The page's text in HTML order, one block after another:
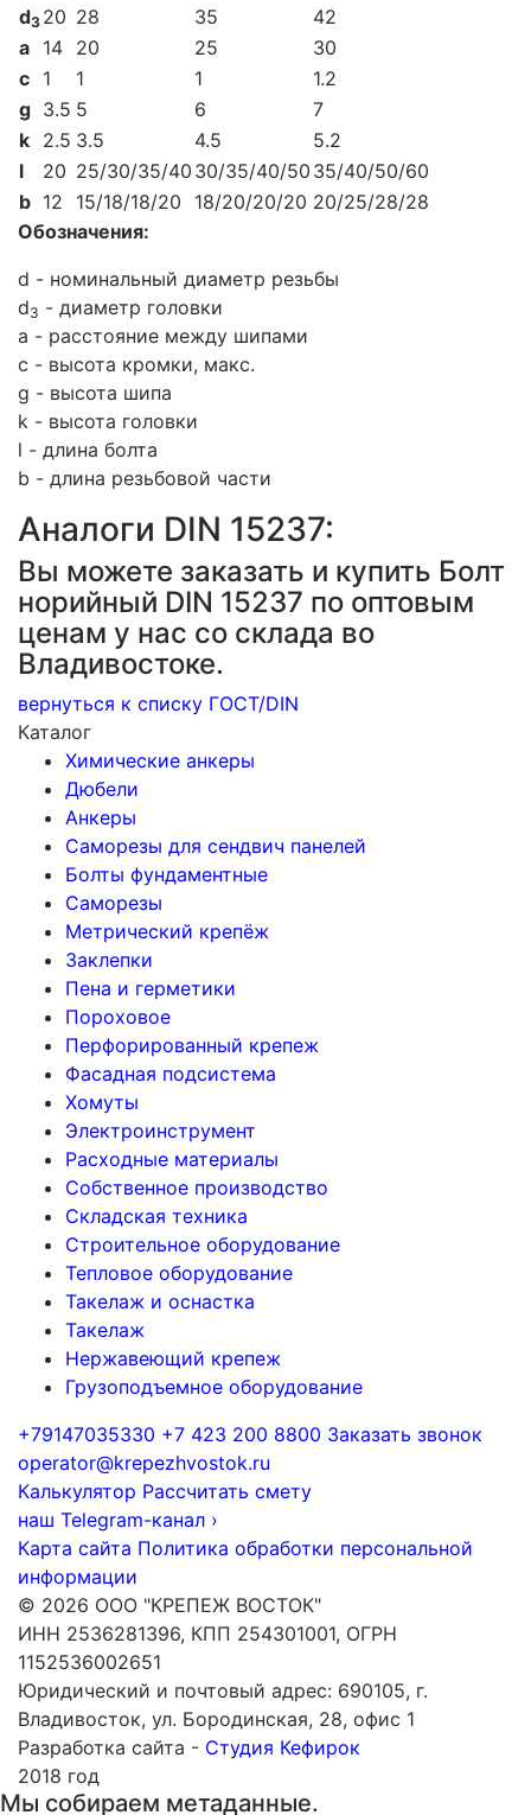
d3 20 28 35
42
a 14 20 25
30
c 1 1 1
1.2
g 3.5 5 6
7
k 2.5 3.5 4.5
5.2
l
20 25/30/35/40 30/35/40/50 35/40/50/60
b 12 15/18/18/20 18/20/20/20 20/25/28/28
Обозначения:
d - номинальный диаметр резьбы
d3 - диаметр головки
a - расстояние между шипами
c - высота кромки, макс.
g - высота шипа
k - высота головки
l - длина болта
b - длина резьбовой части
Аналоги DIN 15237:
Вы можете заказать и купить Болт
норийный DIN 15237 по оптовым
ценам у нас со склада во
Владивостоке.
вернуться к списку ГОСТ/DIN
Каталог
Химические анкеры
Дюбели
Анкеры
Саморезы для сендвич панелей
Болты фундаментные
Саморезы
Метрический крепёж
Заклепки
Пена и герметики
Пороховое
Перфорированный крепеж
Фасадная подсистема
Хомуты
Электроинструмент
Расходные материалы
Собственное производство
Складская техника
Строительное оборудование
Тепловое оборудование
Такелаж и оснастка
Такелаж
Нержавеющий крепеж
Грузоподъемное оборудование
+79147035330 +7 423 200 8800 Заказать звонок
operator@krepezhvostok.ru
Калькулятор Рассчитать смету
наш Telegram-канал ›
Карта сайта Политика обработки персональной
информации
© 2026 ООО "КРЕПЕЖ ВОСТОК"
ИНН 2536281396, КПП 254301001, ОГРН
1152536002651
Юридический и почтовый адрес: 690105, г.
Владивосток, ул. Бородинская, 28, офис 1
Разработка сайта - Студия Кефирок
2018 год
Мы собираем метаданные.